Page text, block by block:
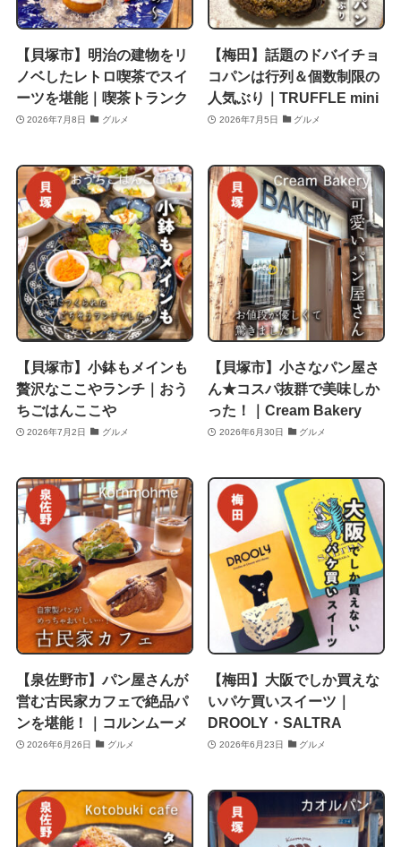
【貝塚市】明治の建物をリ
ノベしたレトロ喫茶でスイ
ーツを堪能｜喫茶トランク
2026年7月8日 グルメ
【梅田】話題のドバイチョ
コパンは行列＆個数制限の
人気ぶり｜TRUFFLE mini
2026年7月5日 グルメ
【貝塚市】小鉢もメインも
贅沢なここやランチ｜おう
ちごはんここや
2026年7月2日 グルメ
【貝塚市】小さなパン屋さ
ん★コスパ抜群で美味しか
った！｜Cream Bakery
2026年6月30日 グルメ
【泉佐野市】パン屋さんが
営む古民家カフェで絶品パ
ンを堪能！｜コルンムーメ
2026年6月26日 グルメ
【梅田】大阪でしか買えな
いパケ買いスイーツ｜
DROOLY・SALTRA
2026年6月23日 グルメ